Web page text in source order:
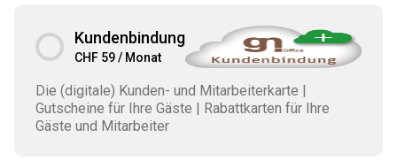
Kundenbindung
CHF 59 / Monat
Die (digitale) Kunden- und Mitarbeiterkarte |
Gutscheine für Ihre Gäste | Rabattkarten für Ihre
Gäste und Mitarbeiter